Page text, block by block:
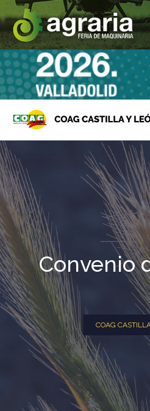
Convenio
COAG